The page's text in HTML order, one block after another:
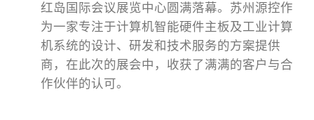
红岛国际会议展览中心圆满落幕。苏州源控作
为一家专注于计算机智能硬件主板及工业计算
机系统的设计、研发和技术服务的方案提供
商，在此次的展会中，收获了满满的客户与合
作伙伴的认可。